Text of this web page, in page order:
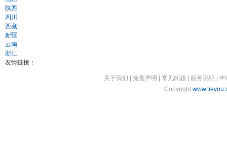
陕西
四川
西藏
新疆
云南
浙江
友情链接：
关于我们 免责声明 常见问题 服务说明
申
Copyright